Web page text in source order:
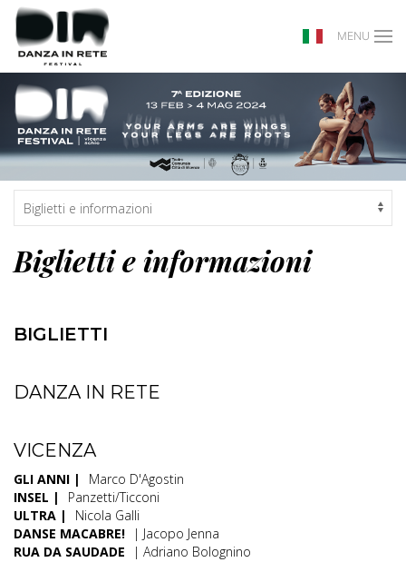
MENU
Biglietti e informazioni
BIGLIETTI
DANZA IN RETE
VICENZA
GLI ANNI |
Marco D'Agostin
INSEL |
Panzetti/Ticconi
ULTRA |
Nicola Galli
DANSE MACABRE!
| Jacopo Jenna
RUA DA SAUDADE
| Adriano Bolognino